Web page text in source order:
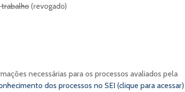
(revogado)
necessárias para os processos avaliados pela
dos processos no SEI (clique para acessar)